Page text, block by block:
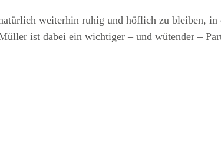
weiterhin ruhig und höflich zu bleiben, in
ist dabei ein wichtiger – und wütender –